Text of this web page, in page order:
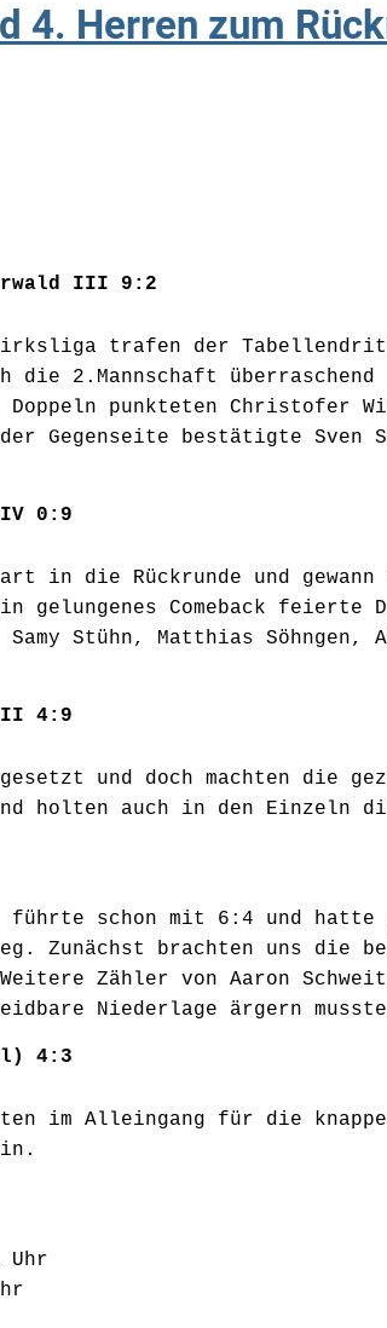
4. Herren zum
III 9:2
trafen der
die 2.Mannschaft
Doppeln punkteten
Gegenseite bestätigte Sven
0:9
in die Rückrunde und gewann
Comeback feierte
Stühn, Matthias Söhngen,
III 4:9
und doch machten die
und holten auch in den Einzeln
schon mit 6:4 und hatte
Zunächst brachten uns die
Zähler von Aaron
Niederlage ärgern
4:3
im Alleingang für die
Uhr